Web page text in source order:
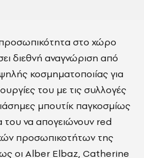
στο χώρο
διεθνή αναγνώριση από
κοσμηματοποιίας για
του με τις συλλογές
μπουτίκ παγκοσμίως
του να απογειώνουν red
προσωπικοτήτων της
οι Alber Elbaz, Catherine